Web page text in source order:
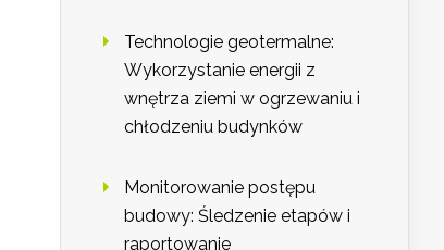
Technologie geotermalne:
Wykorzystanie energii z
wnętrza ziemi w ogrzewaniu i
chłodzeniu budynków
Monitorowanie postępu
budowy: Śledzenie etapów i
raportowanie